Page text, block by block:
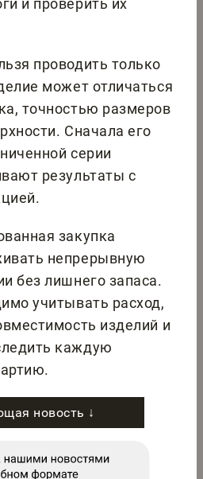
и проверить их
проводить только
может отличаться
точностью размеров
Сначала его
серии
результаты с
закупка
непрерывную
без лишнего запаса.
учитывать расход,
изделий и
каждую
новость ↓